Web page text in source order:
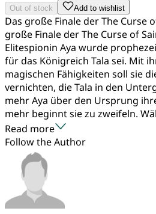
Out of stock Add to wishlist
Das große Finale der The Curse
große Finale der The Curse of
Elitespionin Aya wurde
für das Königreich Tala sei. Mit
magischen Fähigkeiten soll sie
vernichten, die Tala in den
mehr Aya über den Ursprung
mehr beginnt sie zu zweifeln.
Read more
Follow the Author